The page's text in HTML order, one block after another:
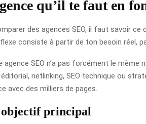
qu’il te faut en
des agences SEO, il faut savoir
consiste à partir de ton besoin réel,
agence SEO n’a pas forcément le
netlinking, SEO technique ou
avec des milliers de pages.
principal